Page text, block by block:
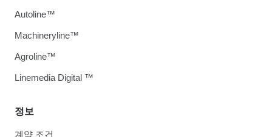
정보
계약 조건
Autoline™
Machineryline™
Agroline™
Linemedia Digital ™